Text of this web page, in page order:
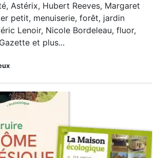
Astérix, Hubert Reeves, Margaret
petit, menuiserie, forêt, jardin
Lenoir, Nicole Bordeleau, fluor,
et plus...